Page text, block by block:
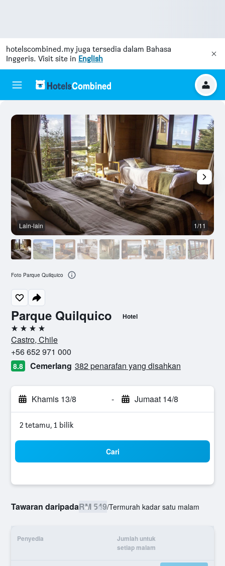
hotelscombined.my juga tersedia dalam Bahasa
Inggeris. Visit site in English
Parque Quilquico Hotel
4 bintang
Castro, Chile
+56 652 971 000
8.8 Cemerlang 382 penarafan yang disahkan
Khamis 13/8 - Jumaat 14/8
2 tetamu, 1 bilik
Cari
Tawaran daripadaRM 549/Termurah kadar satu malam
Penyedia
Jumlah untuk
setiap malam
Lain-lain 1/11
Foto Parque Quilquico